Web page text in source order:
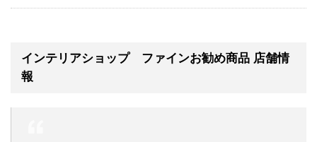
インテリアショップ ファインお勧め商品 店舗情
報